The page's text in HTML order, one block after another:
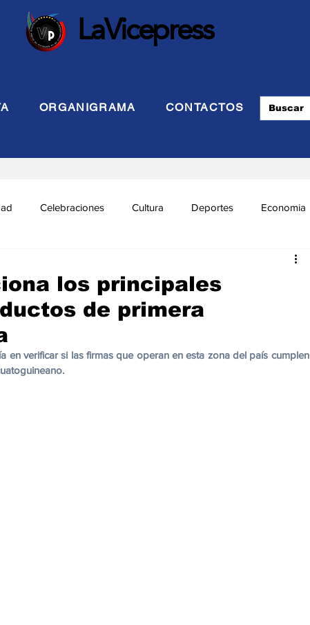
LaVicepress
ORGANIGRAMA CONTACTOS
Celebraciones Cultura Deportes Economia
INTERIOR
Cumbres Tecnología Agricultura
los principales
de primera
en verificar si las firmas que operan en esta zona del país cumplen